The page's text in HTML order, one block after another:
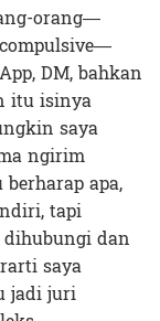
orang—
DM, bahkan
itu isinya
saya
ngirim
apa,
tapi
dihubungi dan
saya
jadi juri